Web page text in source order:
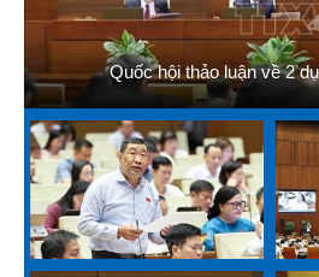
Quốc hội thảo luận về 2